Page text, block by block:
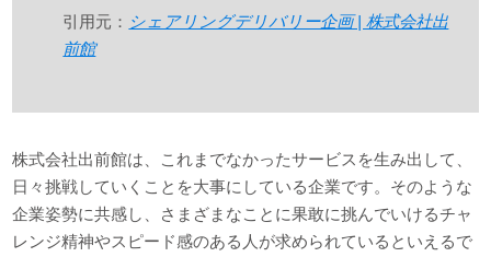
引用元： シェアリングデリバリー企画 | 株式会社出
前館
株式会社出前館は、これまでなかったサービスを生み出して、
日々挑戦していくことを大事にしている企業です。そのような
企業姿勢に共感し、さまざまなことに果敢に挑んでいけるチャ
レンジ精神やスピード感のある人が求められているといえるで